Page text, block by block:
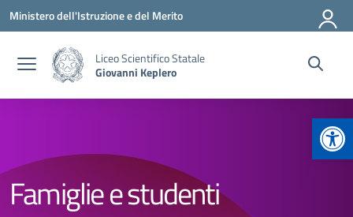
Vai ai contenuti
Vai al menu di navigazione
Vai al footer
Ministero dell'Istruzione e del Merito
Liceo Scientifico Statale
Giovanni Keplero
Famiglie e studenti